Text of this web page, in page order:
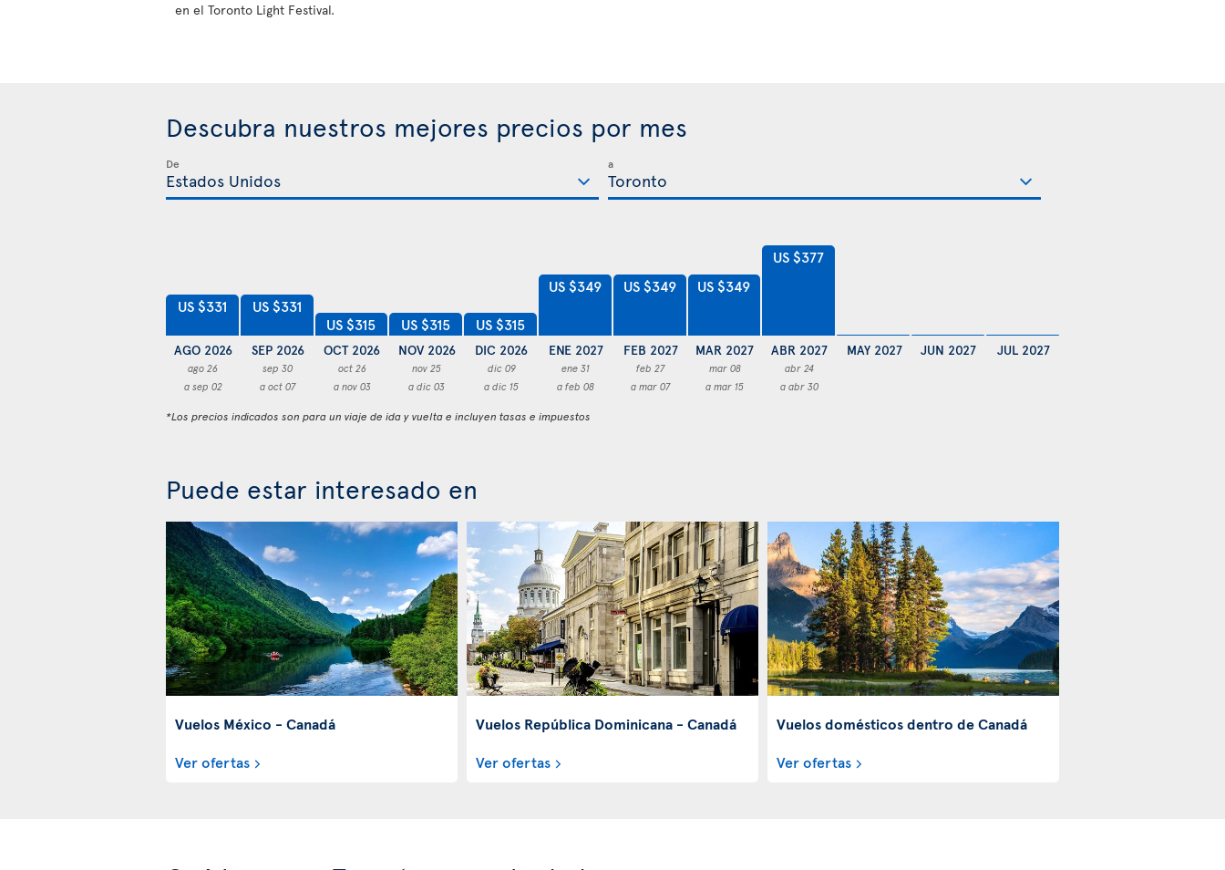
en el Toronto Light Festival.
Descubra nuestros mejores precios por mes
De a
US $331
AGO 2026
ago 26
a sep 02
US $331
SEP 2026
sep 30
a oct 07
US $315
OCT 2026
oct 26
a nov 03
US $315
NOV 2026
nov 25
a dic 03
US $315
DIC 2026
dic 09
a dic 15
US $349
ENE 2027
ene 31
a feb 08
US $349
FEB 2027
feb 27
a mar 07
US $349
MAR 2027
mar 08
a mar 15
US $377
ABR 2027
abr 24
a abr 30
MAY 2027 JUN 2027 JUL 2027
*Los precios indicados son para un viaje de ida y vuelta e incluyen tasas e impuestos
Puede estar interesado en
Vuelos México - Canadá
Ver ofertas
Vuelos República Dominicana - Canadá
Ver ofertas
Vuelos domésticos dentro de Canadá
Ver ofertas